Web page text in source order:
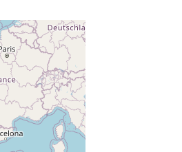
FORÊT-BOIS